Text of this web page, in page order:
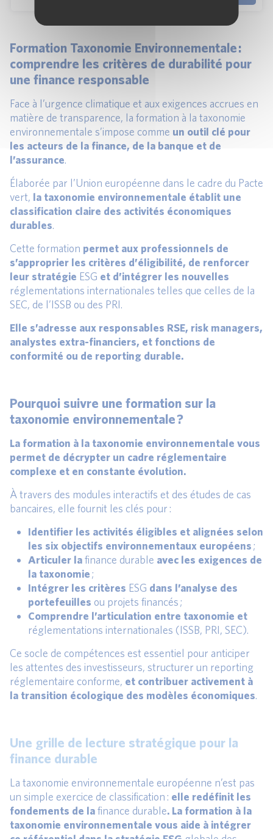
Formation Taxonomie Environnementale :
comprendre les critères de durabilité pour
une finance responsable
Face à l’urgence climatique et aux exigences accrues en
matière de transparence, la formation à la taxonomie
environnementale s’impose comme un outil clé pour
les acteurs de la finance, de la banque et de
l’assurance.
Élaborée par l’Union européenne dans le cadre du Pacte
vert, la taxonomie environnementale établit une
classification claire des activités économiques
durables.
Cette formation permet aux professionnels de
s’approprier les critères d’éligibilité, de renforcer
leur stratégie ESG et d’intégrer les nouvelles
réglementations internationales telles que celles de la
SEC, de l’ISSB ou des PRI.
Elle s’adresse aux responsables RSE, risk managers,
analystes extra-financiers, et fonctions de
conformité ou de reporting durable.
Pourquoi suivre une formation sur la
taxonomie environnementale ?
La formation à la taxonomie environnementale vous
permet de décrypter un cadre réglementaire
complexe et en constante évolution.
À travers des modules interactifs et des études de cas
bancaires, elle fournit les clés pour :
Identifier les activités éligibles et alignées selon
les six objectifs environnementaux européens;
Articuler lafinance durable avec les exigences de
la taxonomie;
Intégrer les critères ESG dans l’analyse des
portefeuilles ou projets financés ;
Comprendre l’articulation entre taxonomie et
réglementations internationales (ISSB, PRI, SEC).
Ce socle de compétences est essentiel pour anticiper
les attentes des investisseurs, structurer un reporting
réglementaire conforme, et contribuer activement à
la transition écologique des modèles économiques.
Une grille de lecture stratégique pour la
finance durable
La taxonomie environnementale européenne n’est pas
un simple exercice de classification : elle redéfinit les
fondements de lafinance durable. La formation à la
taxonomie environnementale vous aide à intégrer